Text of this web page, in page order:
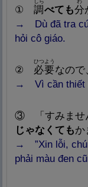
① 調べても分
→ Dù đã tra
hỏi cô giáo.
② 必要
ひつよう
なので
→ Vì cần thiết
③ 「すみませ
じゃなくてもか
→ ”Xin lỗi,
phải màu đen